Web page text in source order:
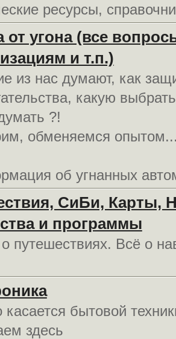
ресурсы,
от угона (все
и т.п.)
из нас думают, как
какую
?!
обменяемся
об угнанных
СиБи, Карты,
и программы
путешествиях. Всё о
касается бытовой
здесь